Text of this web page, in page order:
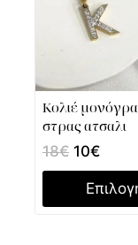
Κολιέ
στρας ατσαλι
18€ 10€